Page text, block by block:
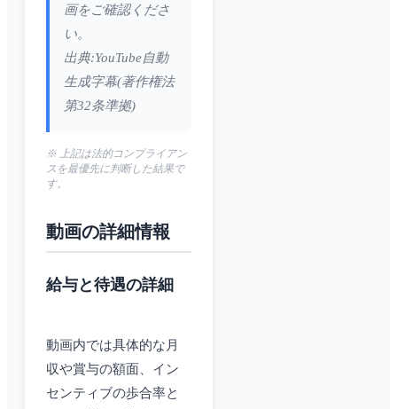
画をご確認くださ
い。
出典:YouTube自動
生成字幕(著作権法
第32条準拠)
※ 上記は法的コンプライアン
スを最優先に判断した結果で
す。
動画の詳細情報
給与と待遇の詳細
動画内では具体的な月
収や賞与の額面、イン
センティブの歩合率と